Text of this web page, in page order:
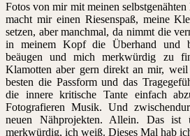
Fotos von mir mit meinen
macht mir einen Riesenspaß, meine
setzen, aber manchmal, da nimmt die
in meinem Kopf die Überhand und
beäugen und mich merkwürdig zu
Klamotten aber gern direkt an mir,
besten die Passform und das
die innere kritische Tante einfach
Fotografieren Musik. Und
neuen Nähprojekten. Allein. Das ist
merkwürdig, ich weiß. Dieses Mal hab